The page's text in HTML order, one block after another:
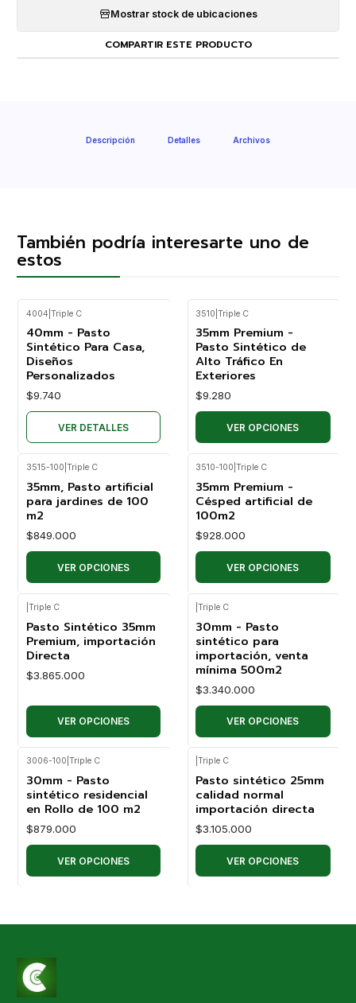
Mostrar stock de ubicaciones
COMPARTIR ESTE PRODUCTO
Descripción Detalles Archivos
También podría interesarte uno de
estos
4004 Triple C
40mm - Pasto
Sintético Para Casa,
Diseños
Personalizados
$9.740
VER DETALLES
3510 Triple C
35mm Premium -
Pasto Sintético de
Alto Tráfico En
Exteriores
$9.280
VER OPCIONES
3515-100 Triple C
35mm, Pasto artificial
para jardines de 100
m2
$849.000
VER OPCIONES
3510-100 Triple C
35mm Premium -
Césped artificial de
100m2
$928.000
VER OPCIONES
Triple C
Pasto Sintético 35mm
Premium, importación
Directa
$3.865.000
VER OPCIONES
Triple C
30mm - Pasto
sintético para
importación, venta
mínima 500m2
$3.340.000
VER OPCIONES
3006-100 Triple C
30mm - Pasto
sintético residencial
en Rollo de 100 m2
$879.000
VER OPCIONES
Triple C
Pasto sintético 25mm
calidad normal
importación directa
$3.105.000
VER OPCIONES